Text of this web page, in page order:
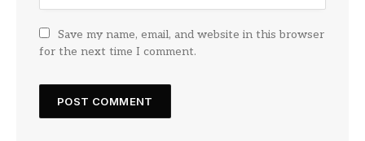
Save my name, email, and website in this browser
for the next time I comment.